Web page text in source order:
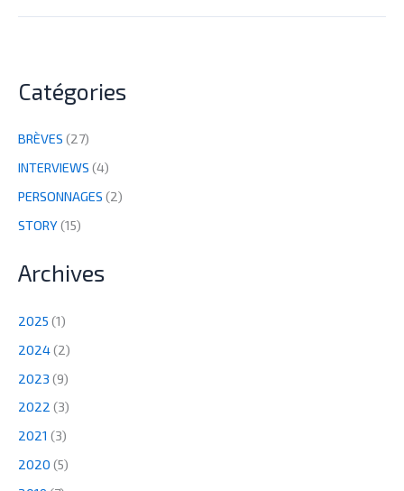
Catégories
BRÈVES (27)
INTERVIEWS (4)
PERSONNAGES (2)
STORY(15)
Archives
2025 (1)
2024(2)
2023 (9)
2022 (3)
2021 (3)
2020 (5)